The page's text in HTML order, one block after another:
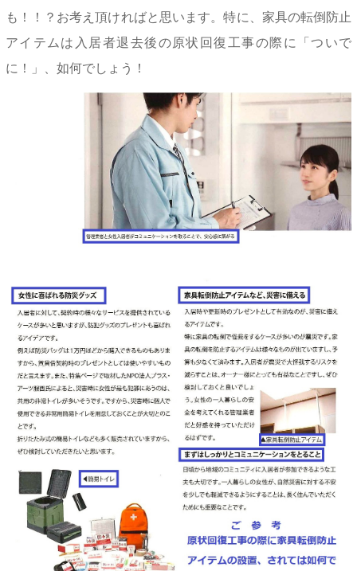
も！！？お考え頂ければと思います。特に、家具の転倒防止
アイテムは入居者退去後の原状回復工事の際に「ついで
に！」、如何でしょう！